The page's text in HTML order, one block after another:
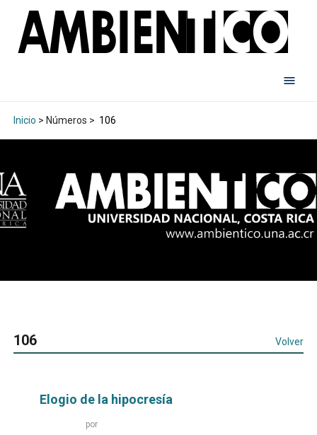
Inicio > Números > 106
106 Volver
Elogio de la hipocresía
por